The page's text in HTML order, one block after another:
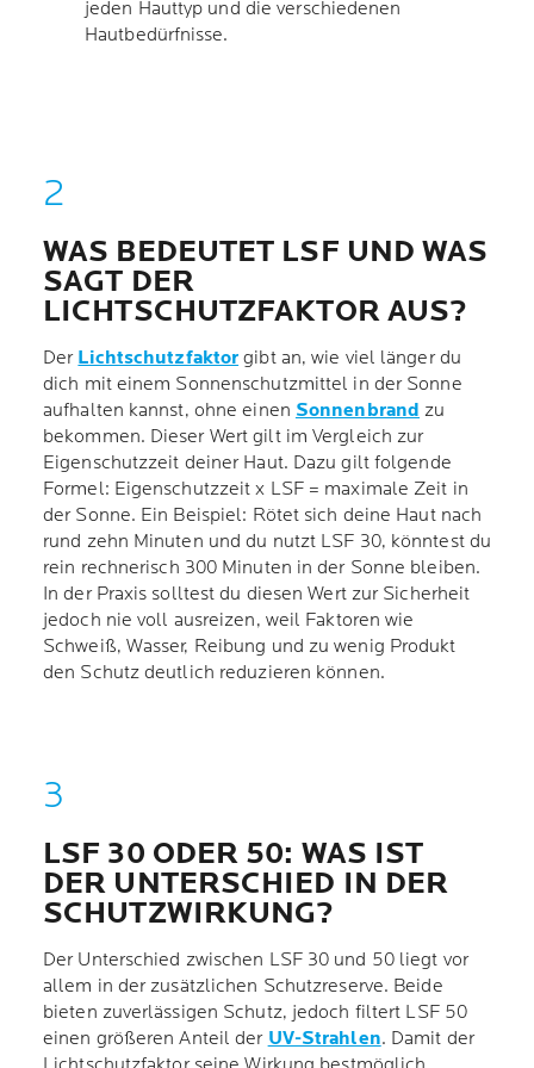
jeden Hauttyp und die verschiedenen
Hautbedürfnisse.
WAS BEDEUTET LSF UND WAS
SAGT DER
LICHTSCHUTZFAKTOR AUS?
Der Lichtschutzfaktor gibt an, wie viel länger du
dich mit einem Sonnenschutzmittel in der Sonne
aufhalten kannst, ohne einen Sonnenbrand zu
bekommen. Dieser Wert gilt im Vergleich zur
Eigenschutzzeit deiner Haut. Dazu gilt folgende
Formel: Eigenschutzzeit x LSF = maximale Zeit in
der Sonne. Ein Beispiel: Rötet sich deine Haut nach
rund zehn Minuten und du nutzt LSF 30, könntest du
rein rechnerisch 300 Minuten in der Sonne bleiben.
In der Praxis solltest du diesen Wert zur Sicherheit
jedoch nie voll ausreizen, weil Faktoren wie
Schweiß, Wasser, Reibung und zu wenig Produkt
den Schutz deutlich reduzieren können.
LSF 30 ODER 50: WAS IST
DER UNTERSCHIED IN DER
SCHUTZWIRKUNG?
Der Unterschied zwischen LSF 30 und 50 liegt vor
allem in der zusätzlichen Schutzreserve. Beide
bieten zuverlässigen Schutz, jedoch filtert LSF 50
einen größeren Anteil der UV-Strahlen. Damit der